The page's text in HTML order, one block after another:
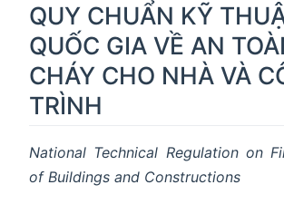
QUY CHUẨN KỸ
QUỐC GIA VỀ AN
CHÁY CHO NHÀ VÀ
TRÌNH
National Technical Regulation on
of Buildings and Constructions